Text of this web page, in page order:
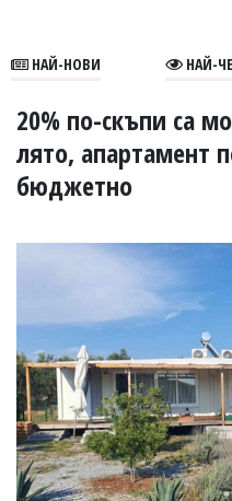
В
УКРАЙНА
СПОРТ
БИЗНЕС
Веселин
Василев,
email:
v.vasilev@flagman.bg
Катя
Касабова,
еmail:k.kassabova@flagman.bg
НАЙ-НОВИ НАЙ-
20% по-скъпи са
лято, апартамент
бюджетно